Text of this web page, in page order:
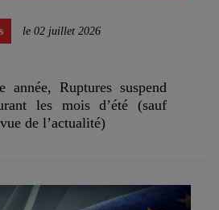
le 02 juillet 2026
année, Ruptures suspend
les mois d’été (sauf
de l’actualité)